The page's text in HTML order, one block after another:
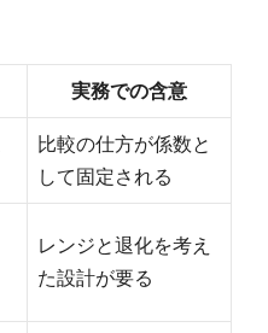
実務での含意
比較の仕方が係数と
して固定される
レンジと退化を考え
た設計が要る